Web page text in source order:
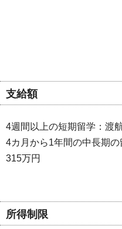
支給額
4週間以上の短期留学：渡
4カ月から1年間の中長期
315万円
所得制限